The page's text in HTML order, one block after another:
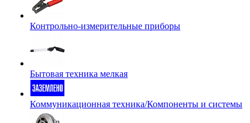
Контрольно-измерительные приборы
Бытовая техника мелкая
Коммуникационная техника/Компоненты и системы